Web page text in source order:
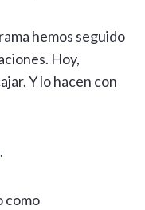
k
r
hemos seguido
Hoy,
Y lo hacen con
.
como